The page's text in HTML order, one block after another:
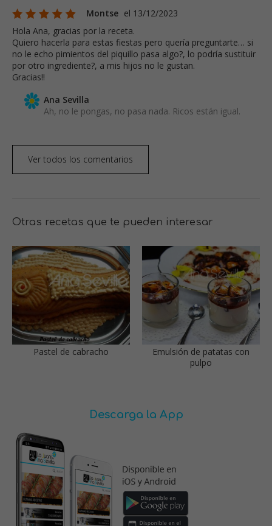
Montse el 13/12/2023
Hola Ana, gracias por la receta.
Quiero hacerla para estas fiestas pero quería preguntarte… si
no le echo pimientos del piquillo pasa algo?, lo podría sustituir
por otro ingrediente?, a mis hijos no le gustan.
Gracias!!
Ana Sevilla
Ah, no le pongas, no pasa nada. Ricos están igual.
Ver todos los comentarios
Otras recetas que te pueden interesar
Pastel de cabracho
Emulsión de patatas con
pulpo
Descarga la App